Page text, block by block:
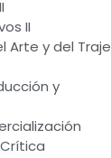
II
Arte y del Traje
y